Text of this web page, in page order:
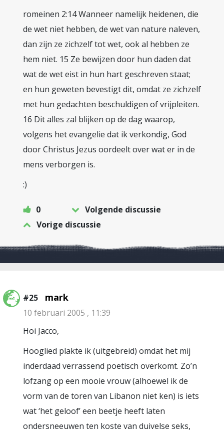
romeinen 2:14 Wanneer namelijk heidenen, die
de wet niet hebben, de wet van nature naleven,
dan zijn ze zichzelf tot wet, ook al hebben ze
hem niet. 15 Ze bewijzen door hun daden dat
wat de wet eist in hun hart geschreven staat;
en hun geweten bevestigt dit, omdat ze zichzelf
met hun gedachten beschuldigen of vrijpleiten.
16 Dit alles zal blijken op de dag waarop,
volgens het evangelie dat ik verkondig, God
door Christus Jezus oordeelt over wat er in de
mens verborgen is.
:)
0
Volgende discussie
Vorige discussie
#25 mark
10 februari 2005 , 11:39
Hoi Jacco,
Hooglied plakte ik (uitgebreid) omdat het mij
inderdaad verrassend poetisch overkomt. Zo’n
lofzang op een mooie vrouw (alhoewel ik de
vorm van de toren van Libanon niet ken) is iets
wat ‘het geloof’ een beetje heeft laten
ondersneeuwen ten koste van duivelse seks,